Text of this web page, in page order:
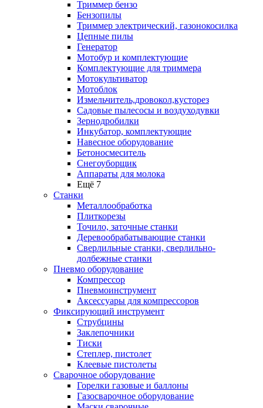
Триммер бензо
Бензопилы
Триммер электрический, газонокосилка
Цепные пилы
Генератор
Мотобур и комплектующие
Комплектующие для триммера
Мотокультиватор
Мотоблок
Измельчитель,дровокол,кусторез
Садовые пылесосы и воздуходувки
Зернодробилки
Инкубатор, комплектующие
Навесное оборудование
Бетоносмеситель
Снегоуборщик
Аппараты для молока
Ещё 7
Станки
Металлообработка
Плиткорезы
Точило, заточные станки
Деревообрабатывающие станки
Сверлильные станки, сверлильно-
долбежные станки
Пневмо оборудование
Компрессор
Пневмоинструмент
Аксессуары для компрессоров
Фиксирующий инструмент
Струбцины
Заклепочники
Тиски
Степлер, пистолет
Клеевые пистолеты
Сварочное оборудование
Горелки газовые и баллоны
Газосварочное оборудование